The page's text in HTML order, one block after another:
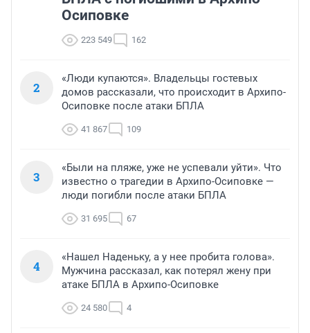
Осиповке
223 549 162
2
«Люди купаются». Владельцы гостевых
домов рассказали, что происходит в Архипо-
Осиповке после атаки БПЛА
41 867 109
3
«Были на пляже, уже не успевали уйти». Что
известно о трагедии в Архипо-Осиповке —
люди погибли после атаки БПЛА
31 695 67
4
«Нашел Наденьку, а у нее пробита голова».
Мужчина рассказал, как потерял жену при
атаке БПЛА в Архипо-Осиповке
24 580 4